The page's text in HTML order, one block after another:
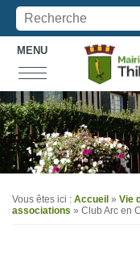
MENU
Vous êtes ici : Accueil » Vie
associations » Club Arc en